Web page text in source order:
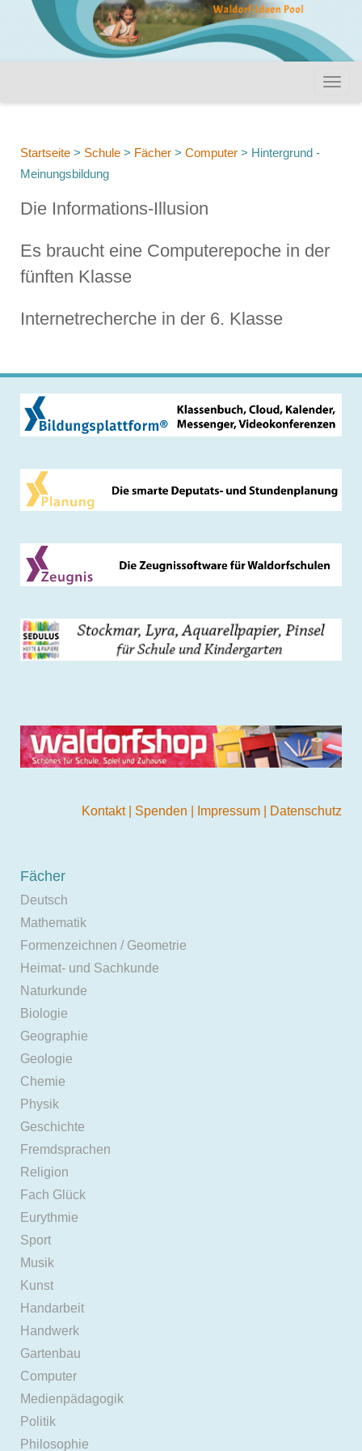
Startseite > Schule > Fächer > Computer > Hintergrund -
Meinungsbildung
Die Informations-Illusion
Es braucht eine Computerepoche in der
fünften Klasse
Internetrecherche in der 6. Klasse
Kontakt Spenden Impressum Datenschutz
Fächer
Deutsch
Mathematik
Formenzeichnen / Geometrie
Heimat- und Sachkunde
Naturkunde
Biologie
Geographie
Geologie
Chemie
Physik
Geschichte
Fremdsprachen
Religion
Fach Glück
Eurythmie
Sport
Musik
Kunst
Handarbeit
Handwerk
Gartenbau
Computer
Medienpädagogik
Politik
Philosophie